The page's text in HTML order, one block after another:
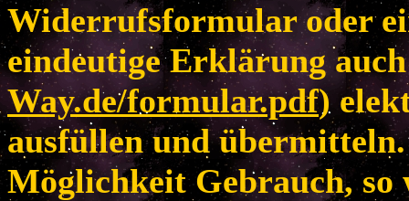
Widerrufsformular oder
eindeutige Erklärung
Way.de/formular.pdf)
ausfüllen und
Möglichkeit Gebrauch, so